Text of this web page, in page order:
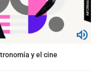
y el cine